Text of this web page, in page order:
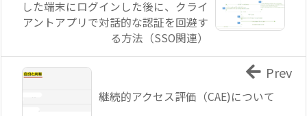
した端末にログインした後に、クライ
アントアプリで対話的な認証を回避す
る方法（SSO関連）
継続的アクセス評価（CAE)について
Prev